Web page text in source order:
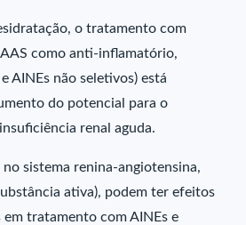
o tratamento com
como anti-inflamatório,
AINEs não seletivos) está
do potencial para o
renal aguda.
no sistema renina-angiotensina,
ativa), podem ter efeitos
em tratamento com AINEs e